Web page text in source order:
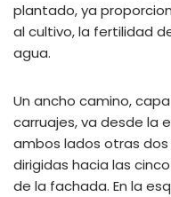
plantado, ya
al cultivo, la fertilidad
agua.
Un ancho camino,
carruajes, va desde la
ambos lados otras
dirigidas hacia las
de la fachada. En la